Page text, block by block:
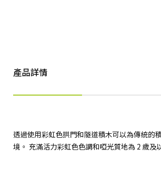
產品詳情
透過使用彩虹色拱門和隧道積木可以為傳統的
境。 充滿活力彩虹色色調和啞光質地為 2 歲